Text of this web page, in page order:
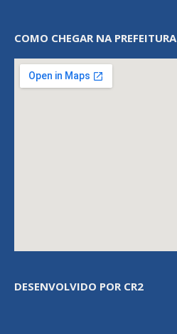
COMO CHEGAR NA PREFEITURA
DESENVOLVIDO POR CR2